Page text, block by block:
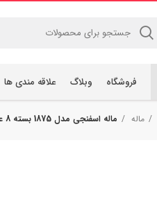
فروشگاه وبلاگ علاقه مندی ها
ماله ماله اسفنجی مدل 1875 بسته 8 عددی